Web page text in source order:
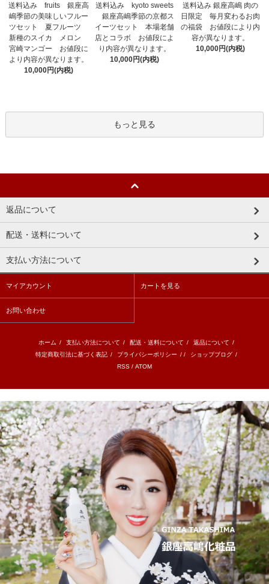
送料込み fruits 銀座高
嶋季節の美味しいフルー
ツセット 夏フルーツ
新種のスイカ メロン
宮崎マンゴー お値段に
より内容が異なります。
10,000円(内税)
送料込み kyoto sweets
銀座高嶋季節の京都ス
イーツセット 本場老舗
店とコラボ お値段によ
り内容が異なります。
10,000円(内税)
送料込み 銀座高嶋 肉の
日限定 毎月変わるお肉
の福袋 お値段により内
容が異なります。
10,000円(内税)
もっと見る
返品について
配送・送料について
支払い方法について
マイアカウント カートを見る
お問い合わせ
ホーム / 支払い方法について / 配送・送料について / 返品について /
特定商取引法に基づく表記 / プライバシーポリシー / / ショップブログ /
RSS / ATOM